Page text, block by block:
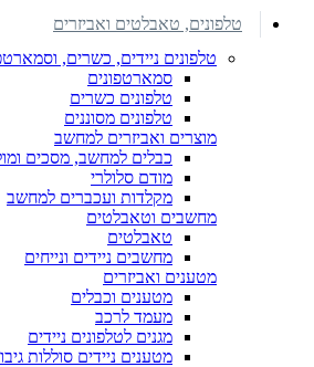
טלפונים, טאבלטים ואביזרים
טלפונים ניידים, כשרים,
סמארטפונים
טלפונים כשרים
טלפונים מסוננים
מוצרים ואביזרים למחשב
כבלים למחשב, מסכים
מודם סלולרי
מקלדות ועכברים למחשב
מחשבים וטאבלטים
טאבלטים
מחשבים ניידים ונייחים
מטענים ואביזרים
מטענים וכבלים
מעמד לרכב
מגנים לטלפונים ניידים
מטענים ניידים סוללות